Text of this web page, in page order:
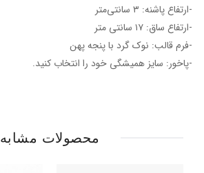
-ارتفاع پاشنه: ۳ سانتی‌متر
-ارتفاع ساق: ۱۷ سانتی متر
-فرم قالب: نوک گرد با پنجه پهن
-پاخور: سایز همیشگی خود را انتخاب کنید.
محصولات مشابه